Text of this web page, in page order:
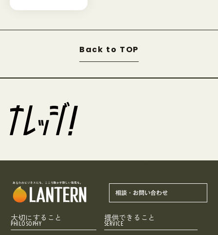
Back to TOP
あなたのビジネスにも、こころ動かす新しい発見を。
相談・お問い合わせ
PHILOSOPHY
大切にすること
SERVICE
提供できること